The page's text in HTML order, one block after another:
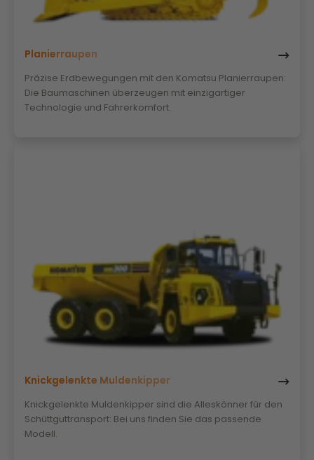
Planierraupen
Präzise Erdbewegungen mit den Komatsu Planierraupen:
Die Baumaschinen überzeugen mit einzigartiger
Technologie und Fahrerkomfort.
Knickgelenkte Muldenkipper
Knickgelenkte Muldenkipper sind die Alleskönner für den
Schüttguttransport: Bei uns finden Sie das passende
Modell.